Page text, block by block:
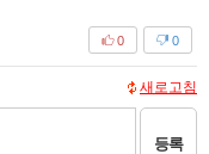
0
0
새로고침
등록